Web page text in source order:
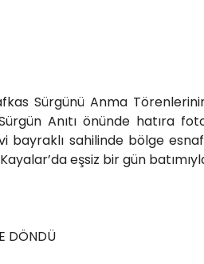
Sürgünü Anma
Anıtı önünde hatıra
bayraklı sahilinde bölge
eşsiz bir gün
DÖNDÜ